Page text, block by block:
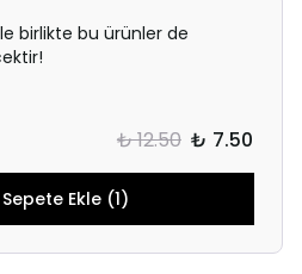
birlikte bu ürünler de
₺ 12.50 ₺ 7.50
Ekle (1)